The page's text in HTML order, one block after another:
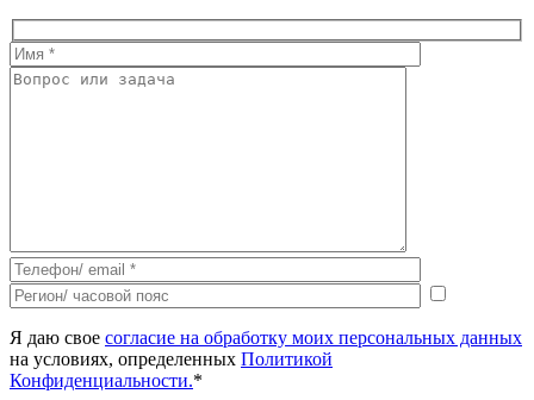
Я даю свое согласие на обработку моих персональных данных
на условиях, определенных Политикой
Конфиденциальности.*